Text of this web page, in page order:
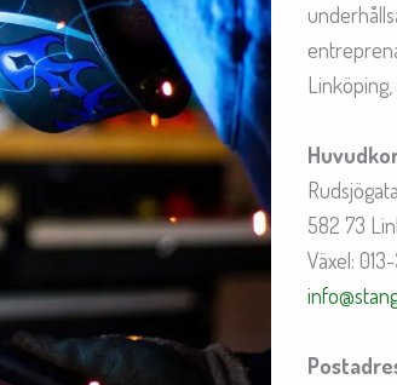
582 73
Växel: